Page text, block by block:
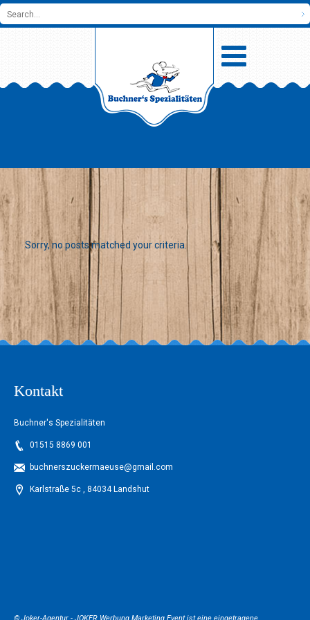
Sorry, no posts matched your criteria.
Kontakt
Buchner's Spezialitäten
01515 8869 001
buchnerszuckermaeuse@gmail.com
Karlstraße 5c , 84034 Landshut
© Joker-Agentur -JOKER Werbung Marketing Eventist eine eingetragene